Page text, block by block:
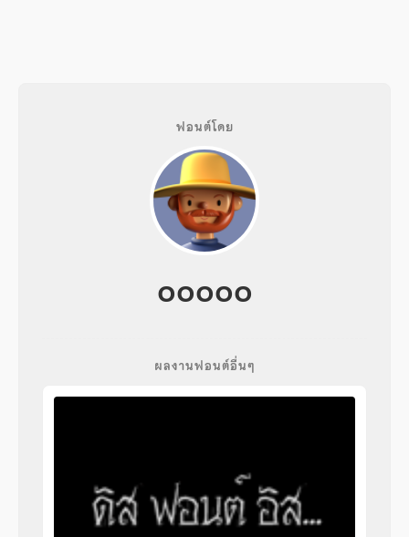
ฟอนต์โดย
ooooo
ผลงานฟอนต์อื่นๆ